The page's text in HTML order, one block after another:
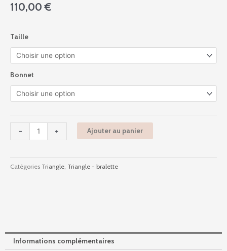
110,00€
Taille
Bonnet
-
de
Rpf12
-
Sweet
Folk
+ Ajouter au panier
Catégories Triangle Triangle - bralette
Informations complémentaires